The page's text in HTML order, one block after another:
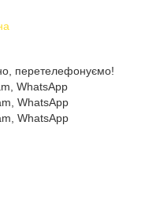
перетелефонуємо!
WhatsApp
WhatsApp
WhatsApp